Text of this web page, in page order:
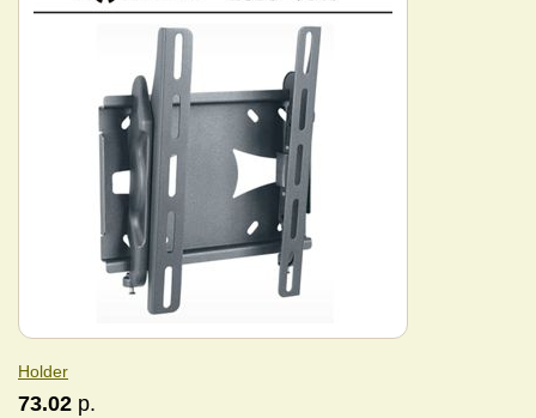
Holder
73.02 р.